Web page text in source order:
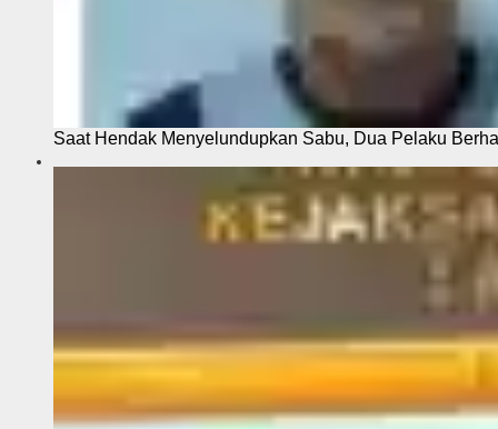
Saat Hendak Menyelundupkan Sabu, Dua Pelaku